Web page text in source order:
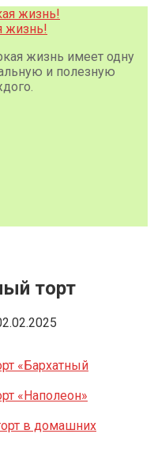
жизнь!
жизнь имеет одну
и полезную
торт
«Бархатный
«Наполеон»
в домашних